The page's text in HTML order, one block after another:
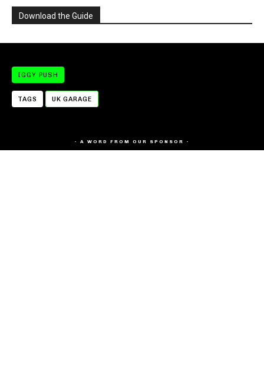
Download the Guide
IGGY PUSH
TAGS UK GARAGE
- A WORD FROM OUR SPONSOR -